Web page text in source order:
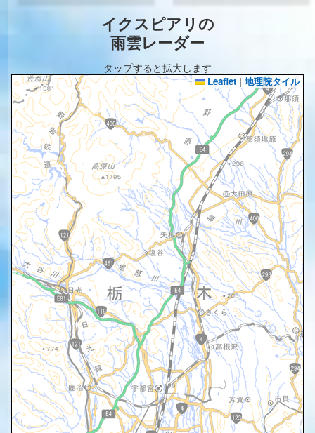
イクスピアリの
雨雲レーダー
タップすると拡大します
Leaflet | 地理院タイル